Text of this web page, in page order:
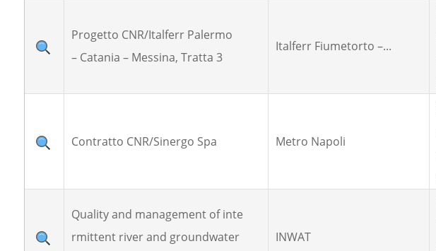
Progetto CNR/Italferr Palermo
– Catania – Messina, Tratta 3
Italferr Fiumetorto –...
Contratto CNR/Sinergo Spa Metro Napoli
Quality and management of inte
rmittent river and groundwater
INWAT